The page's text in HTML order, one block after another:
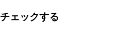
ェックする